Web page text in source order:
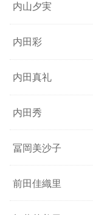
内山夕実
内田彩
内田真礼
内田秀
冨岡美沙子
前田佳織里